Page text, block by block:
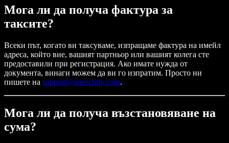
Мога ли да получа фактура за
таксите?
Всеки път, когато ви таксуваме, изпращаме фактура на имейл
адреса, който вие, вашият партньор или вашият колега сте
предоставили при регистрация. Ако имате нужда от
документа, винаги можем да ви го изпратим. Просто ни
пишете на support@speechify.com.
Мога ли да получа възстановяване на
сума?